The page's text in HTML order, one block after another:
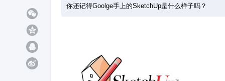
你还记得Goolge手上的SketchUp是什么样子吗？